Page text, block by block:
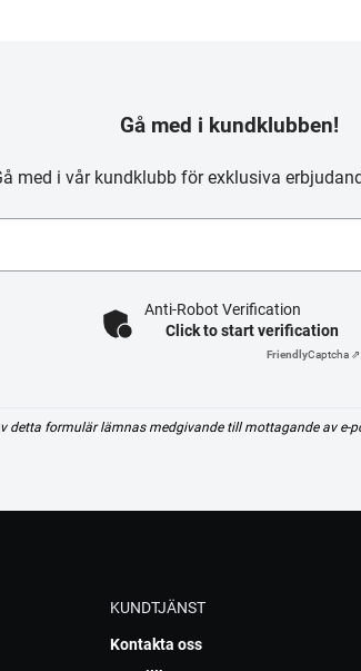
Gå med i kundklubben!
med i vår kundklubb för exklusiva
Anti-Robot Verification
Click to start verification
FriendlyCaptcha ⇗
detta formulär lämnas medgivande till mottagande av e-
KUNDTJÄNST
Kontakta oss